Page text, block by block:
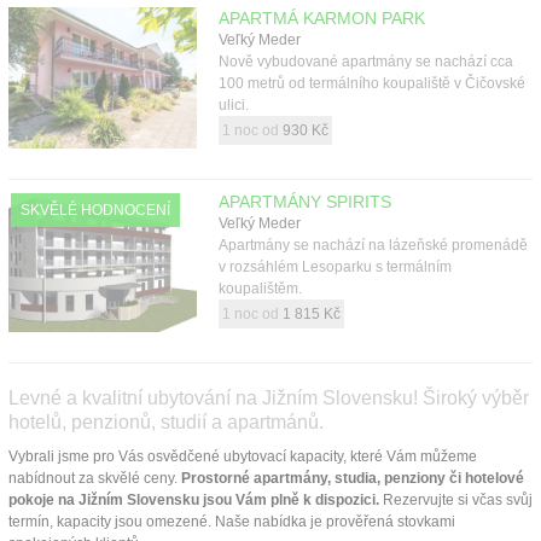
APARTMÁ KARMON PARK
Veľký Meder
Nově vybudované apartmány se nachází cca
100 metrů od termálního koupaliště v Čičovské
ulici.
1 noc od 930 Kč
SKVĚLÉ HODNOCENÍ APARTMÁNY SPIRITS
Veľký Meder
Apartmány se nachází na lázeňské promenádě
v rozsáhlém Lesoparku s termálním
koupalištěm.
1 noc od 1 815 Kč
Levné a kvalitní ubytování na Jižním Slovensku! Široký výběr
hotelů, penzionů, studií a apartmánů.
Vybrali jsme pro Vás osvědčené ubytovací kapacity, které Vám můžeme
nabídnout za skvělé ceny. Prostorné apartmány, studia, penziony či hotelové
pokoje na Jižním Slovensku jsou Vám plně k dispozici. Rezervujte si včas svůj
termín, kapacity jsou omezené. Naše nabídka je prověřená stovkami